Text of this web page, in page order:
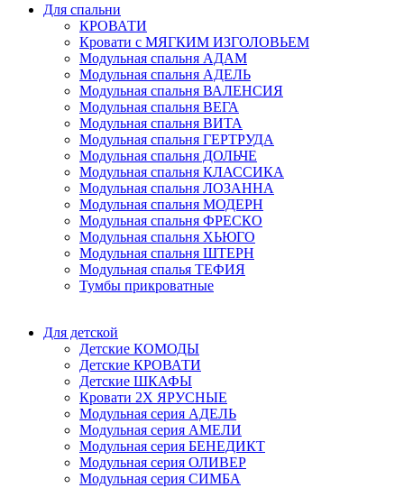
Для спальни
КРОВАТИ
Кровати с МЯГКИМ ИЗГОЛОВЬЕМ
Модульная спальня АДАМ
Модульная спальня АДЕЛЬ
Модульная спальня ВАЛЕНСИЯ
Модульная спальня ВЕГА
Модульная спальня ВИТА
Модульная спальня ГЕРТРУДА
Модульная спальня ДОЛЬЧЕ
Модульная спальня КЛАССИКА
Модульная спальня ЛОЗАННА
Модульная спальня МОДЕРН
Модульная спальня ФРЕСКО
Модульная спальня ХЬЮГО
Модульная спальня ШТЕРН
Модульная спалья ТЕФИЯ
Тумбы прикроватные
Для детской
Детские КОМОДЫ
Детские КРОВАТИ
Детские ШКАФЫ
Кровати 2Х ЯРУСНЫЕ
Модульная серия АДЕЛЬ
Модульная серия АМЕЛИ
Модульная серия БЕНЕДИКТ
Модульная серия ОЛИВЕР
Модульная серия СИМБА